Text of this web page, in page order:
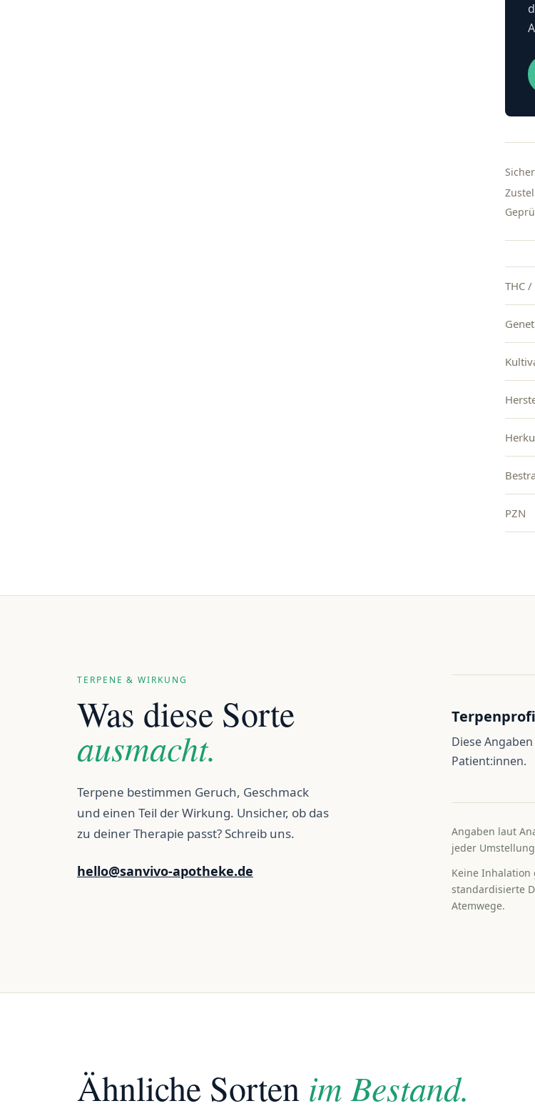
THC /
PZN
TERPENE & WIRKUNG
Was diese Sorte
ausmacht.
Terpene bestimmen Geruch, Geschmack
und einen Teil der Wirkung. Unsicher, ob das
zu deiner Therapie passt? Schreib uns.
hello@sanvivo-apotheke.de
Diese
Patient:innen.
Angaben laut
jeder
Keine
standardisierte
Atemwege.
Ähnliche Sorten im Bestand.